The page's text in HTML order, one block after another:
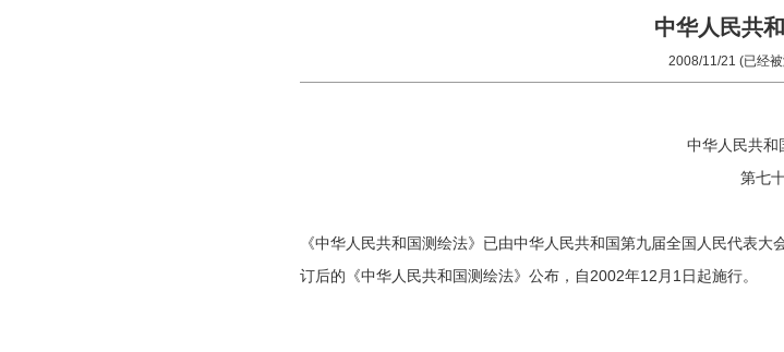
中华人民共
2008/11/21 (已经
中华人民共和
第七
《中华人民共和国测绘法》已由中华人民共和国第九届全国人民代表
订后的《中华人民共和国测绘法》公布，自2002年12月1日起施行。